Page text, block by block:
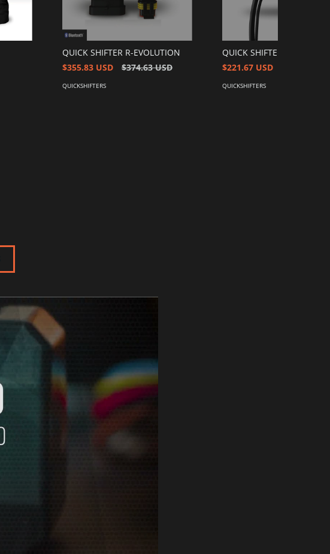
QUICK SHIFTER R-EVOLUTION
$355.83 USD
$374.63 USD
QUICKSHIFTERS
QUICK SHIFTER COMPACT
$221.67 USD
QUICKSHIFTERS